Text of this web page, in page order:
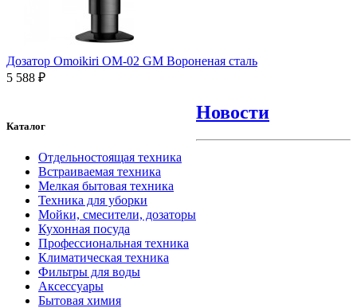
Дозатор Omoikiri OM-02 GM Вороненая сталь
5 588 ₽
Каталог
Отдельностоящая техника
Встраиваемая техника
Мелкая бытовая техника
Техника для уборки
Мойки, смесители, дозаторы
Кухонная посуда
Профессиональная техника
Климатическая техника
Фильтры для воды
Аксессуары
Бытовая химия
Новости